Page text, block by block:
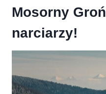
Mosorny
narciarzy!